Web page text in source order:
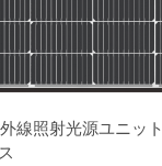
線照射光源ユニット